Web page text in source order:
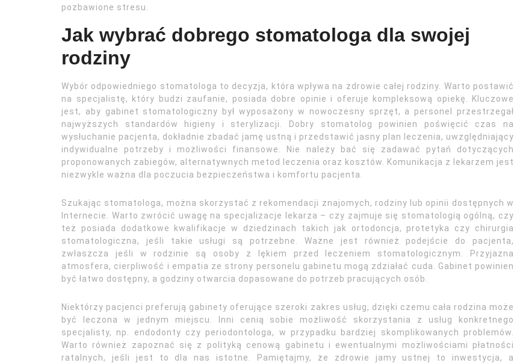
pozbawione stresu.
Jak wybrać dobrego stomatologa dla swojej
rodziny
Wybór odpowiedniego stomatologa to decyzja, która wpływa na zdrowie całej rodziny. Warto postawić
na specjalistę, który budzi zaufanie, posiada dobre opinie i oferuje kompleksową opiekę. Kluczowe
jest, aby gabinet stomatologiczny był wyposażony w nowoczesny sprzęt, a personel przestrzegał
najwyższych standardów higieny i sterylizacji. Dobry stomatolog powinien poświęcić czas na
wysłuchanie pacjenta, dokładnie zbadać jamę ustną i przedstawić jasny plan leczenia, uwzględniający
indywidualne potrzeby i możliwości finansowe. Nie należy bać się zadawać pytań dotyczących
proponowanych zabiegów, alternatywnych metod leczenia oraz kosztów. Komunikacja z lekarzem jest
niezwykle ważna dla poczucia bezpieczeństwa i komfortu pacjenta.
Szukając stomatologa, można skorzystać z rekomendacji znajomych, rodziny lub opinii dostępnych w
Internecie. Warto zwrócić uwagę na specjalizacje lekarza – czy zajmuje się stomatologią ogólną, czy
też posiada dodatkowe kwalifikacje w dziedzinach takich jak ortodoncja, protetyka czy chirurgia
stomatologiczna, jeśli takie usługi są potrzebne. Ważne jest również podejście do pacjenta,
zwłaszcza jeśli w rodzinie są osoby z lękiem przed leczeniem stomatologicznym. Przyjazna
atmosfera, cierpliwość i empatia ze strony personelu gabinetu mogą zdziałać cuda. Gabinet powinien
być łatwo dostępny, a godziny otwarcia dopasowane do potrzeb pracujących osób.
Niektórzy pacjenci preferują gabinety oferujące szeroki zakres usług, dzięki czemu cała rodzina może
być leczona w jednym miejscu. Inni cenią sobie możliwość skorzystania z usług konkretnego
specjalisty, np. endodonty czy periodontologa, w przypadku bardziej skomplikowanych problemów.
Warto również zapoznać się z polityką cenową gabinetu i ewentualnymi możliwościami płatności
ratalnych, jeśli jest to dla nas istotne. Pamiętajmy, że zdrowie jamy ustnej to inwestycja, a